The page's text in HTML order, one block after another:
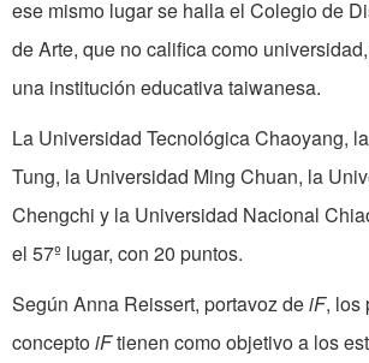
ese mismo lugar se halla el Colegio de
de Arte, que no califica como
una institución educativa taiwanesa.
La Universidad Tecnológica Chaoyang,
Tung, la Universidad Ming Chuan, la
Chengchi y la Universidad Nacional
el 57º lugar, con 20 puntos.
Según Anna Reissert, portavoz deiF, los
conceptoiFtienen como objetivo a los